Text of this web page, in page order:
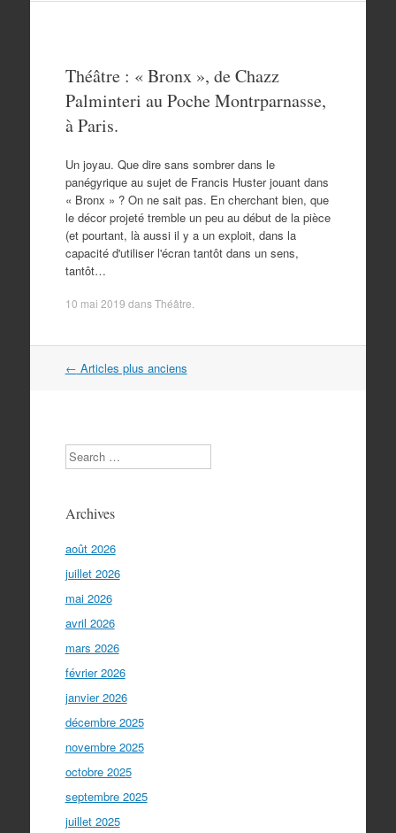
Théâtre : « Bronx », de Chazz
Palminteri au Poche Montrparnasse,
à Paris.
Un joyau. Que dire sans sombrer dans le
panégyrique au sujet de Francis Huster jouant dans
« Bronx » ? On ne sait pas. En cherchant bien, que
le décor projeté tremble un peu au début de la pièce
(et pourtant, là aussi il y a un exploit, dans la
capacité d'utiliser l'écran tantôt dans un sens,
tantôt…
10 mai 2019 dansThéâtre
Navigation
← Articles plus anciens
Search
Archives
août 2026
juillet 2026
mai 2026
avril 2026
mars 2026
février 2026
janvier 2026
décembre 2025
novembre 2025
octobre 2025
septembre 2025
juillet 2025